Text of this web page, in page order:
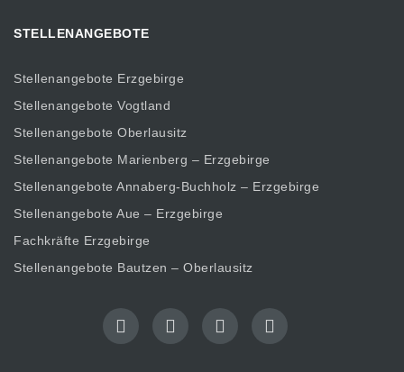
STELLENANGEBOTE
Stellenangebote Erzgebirge
Stellenangebote Vogtland
Stellenangebote Oberlausitz
Stellenangebote Marienberg – Erzgebirge
Stellenangebote Annaberg-Buchholz – Erzgebirge
Stellenangebote Aue – Erzgebirge
Fachkräfte Erzgebirge
Stellenangebote Bautzen – Oberlausitz